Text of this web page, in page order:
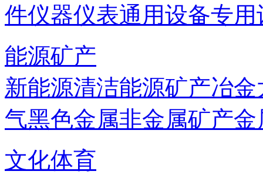
件仪器仪表通用设备专用
能源矿产
新能源清洁能源矿产冶金
气黑色金属非金属矿产金
文化体育